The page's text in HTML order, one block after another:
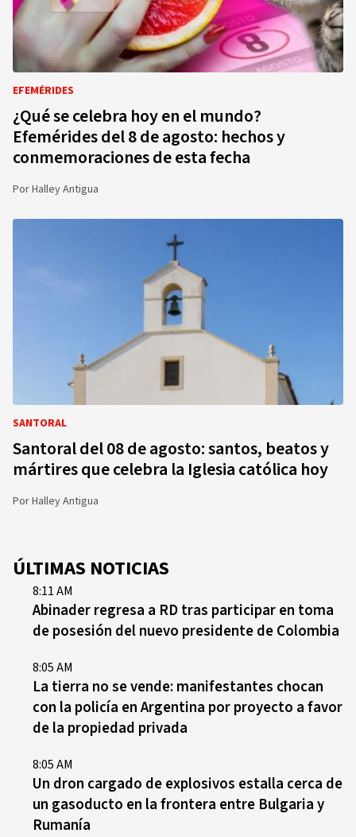
EFEMÉRIDES
¿Qué se celebra hoy en el mundo?
Efemérides del 8 de agosto: hechos y
conmemoraciones de esta fecha
PorHalley Antigua
SANTORAL
Santoral del 08 de agosto: santos, beatos y
mártires que celebra la Iglesia católica hoy
PorHalley Antigua
ÚLTIMAS NOTICIAS
8:11 AM
Abinader regresa a RD tras participar en toma
de posesión del nuevo presidente de Colombia
8:05 AM
La tierra no se vende: manifestantes chocan
con la policía en Argentina por proyecto a favor
de la propiedad privada
8:05 AM
Un dron cargado de explosivos estalla cerca de
un gasoducto en la frontera entre Bulgaria y
Rumanía